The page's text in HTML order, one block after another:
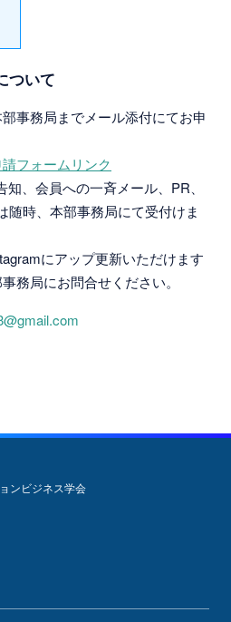
ついて
事務局までメール添付にてお申
フォームリンク
、会員への一斉メール、PR、
随時、本部事務局にて受付けま
にアップ更新いただけます
務局にお問合せください。
ンビジネス学会